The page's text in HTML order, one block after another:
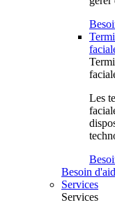
Les
Besoin
Services
Services